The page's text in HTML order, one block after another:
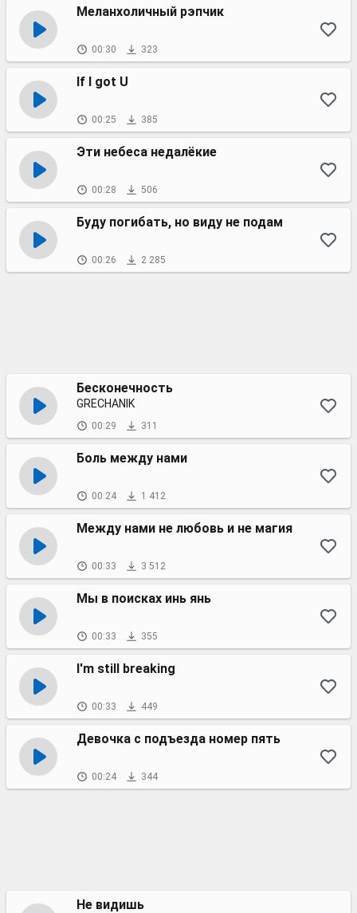
Меланхоличный рэпчик
00:30 323
If I got U
00:25 385
Эти небеса недалёкие
00:28 506
Буду погибать, но виду не подам
00:26 2 285
Бесконечность
GRECHANIK
00:29 311
Боль между нами
00:24 1 412
Между нами не любовь и не магия
00:33 3 512
Мы в поисках инь янь
00:33 355
I'm still breaking
00:33 449
Девочка с подъезда номер пять
00:24 344
Не видишь